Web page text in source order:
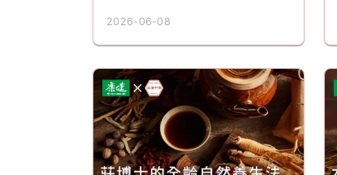
2026-06-08